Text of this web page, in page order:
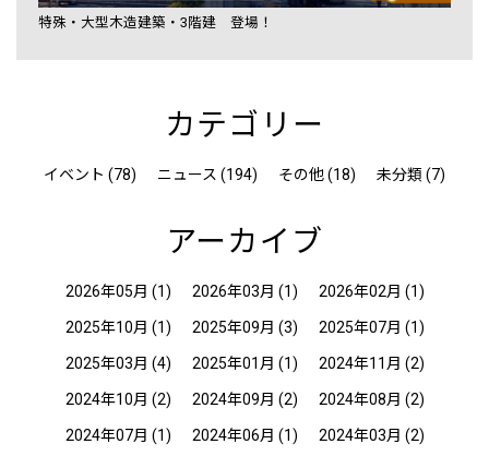
特殊・大型木造建築・3階建 登場！
カテゴリー
イベント (78) ニュース (194) その他 (18) 未分類 (7)
アーカイブ
2026年05月 (1) 2026年03月 (1) 2026年02月 (1)
2025年10月 (1) 2025年09月 (3) 2025年07月 (1)
2025年03月 (4) 2025年01月 (1) 2024年11月 (2)
2024年10月 (2) 2024年09月 (2) 2024年08月 (2)
2024年07月 (1) 2024年06月 (1) 2024年03月 (2)